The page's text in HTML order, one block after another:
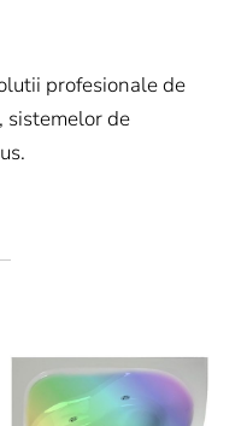
profesionale de
sistemelor de